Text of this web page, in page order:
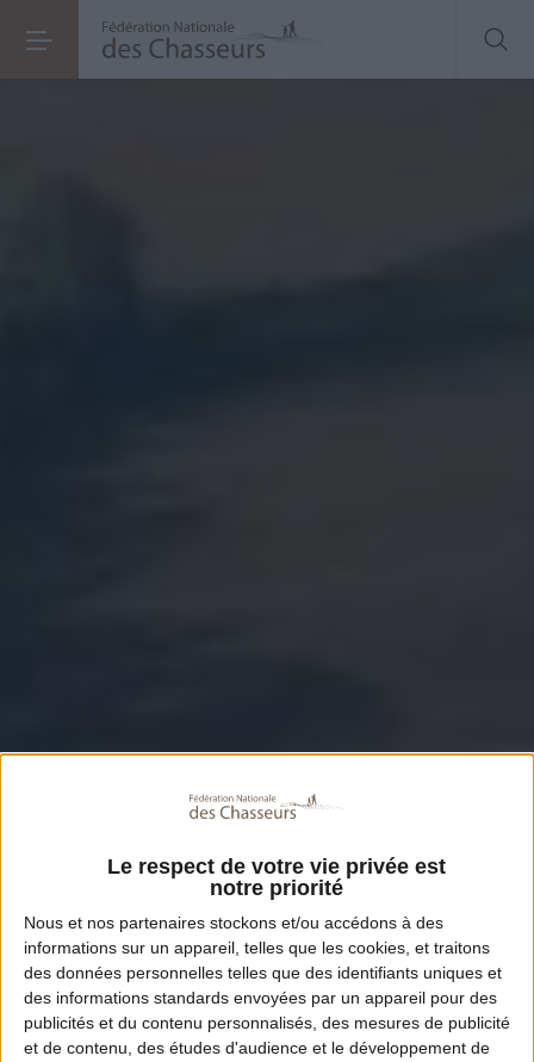
Le respect de votre vie privée est
notre priorité
Nous et nos partenaires stockons et/ou accédons à des
informations sur un appareil, telles que les cookies, et traitons
des données personnelles telles que des identifiants uniques et
des informations standards envoyées par un appareil pour des
publicités et du contenu personnalisés, des mesures de publicité
et de contenu, des études d'audience et le développement de